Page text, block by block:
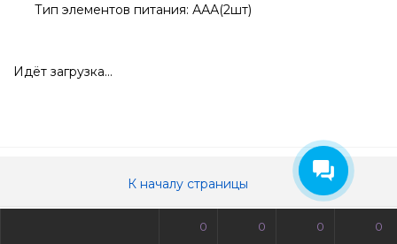
0 0 0 0
Тип элементов питания: ААА(2шт)
Идёт загрузка...
К началу страницы
© Все права защищены. Информация сайта защищена законом об авторских правах.